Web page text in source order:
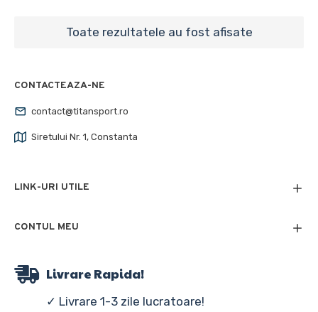
Toate rezultatele au fost afisate
CONTACTEAZA-NE
contact@titansport.ro
Siretului Nr. 1, Constanta
LINK-URI UTILE
CONTUL MEU
Livrare Rapida!
✓ Livrare 1-3 zile lucratoare!